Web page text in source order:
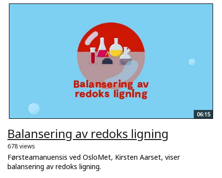
06:15
Balansering av redoks ligning
678 views
Førsteamanuensis ved OsloMet, Kirsten Aarset, viser
balansering av redoks ligning.